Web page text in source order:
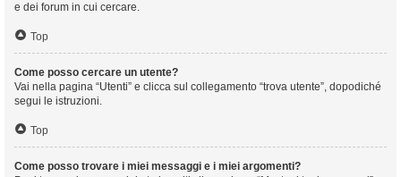
e dei forum in cui cercare.
Top
Come posso cercare un utente?
Vai nella pagina “Utenti” e clicca sul collegamento “trova utente”, dopodiché
segui le istruzioni.
Top
Come posso trovare i miei messaggi e i miei argomenti?